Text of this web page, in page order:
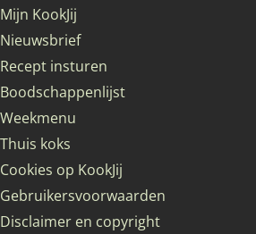
Mijn KookJij
Nieuwsbrief
Recept insturen
Boodschappenlijst
Weekmenu
Thuis koks
Cookies op KookJij
Gebruikersvoorwaarden
Disclaimer en copyright